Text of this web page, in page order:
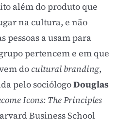
além do produto que
na cultura, e não
pessoas a usam para
pertencem e em que
docultural branding,
pelo sociólogoDouglas
Icons: The Principles
Business School